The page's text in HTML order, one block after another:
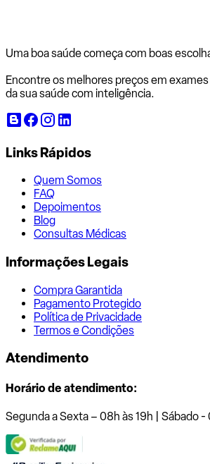
Uma boa saúde começa com boas
Encontre os melhores preços em
da sua saúde com inteligência.
Links Rápidos
Quem Somos
FAQ
Depoimentos
Blog
Consultas Médicas
Informações Legais
Compra Garantida
Pagamento Protegido
Política de Privacidade
Termos e Condições
Atendimento
Horário de atendimento:
Segunda a Sexta – 08h às 19h | Sábado -